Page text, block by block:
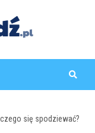
się spodziewać?